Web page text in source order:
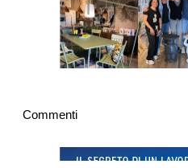
Commenti